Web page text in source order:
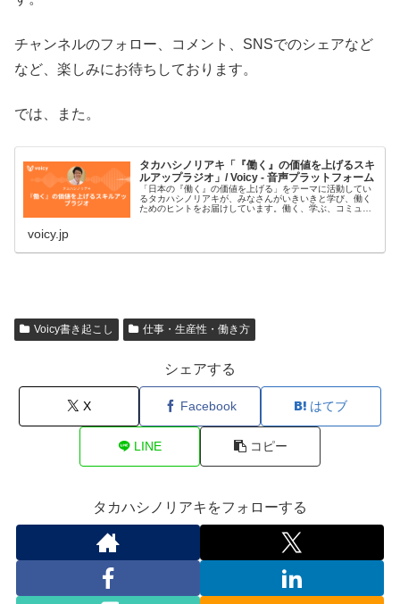
チャンネルのフォロー、コメント、SNSでのシェアなど
など、楽しみにお待ちしております。
では、また。
タカハシノリアキ「『働く』の価値を上げるスキ
ルアップラジオ」/ Voicy - 音声プラットフォーム
「日本の『働く』の価値を上げる」をテーマに活動してい
るタカハシノリアキが、みなさんがいきいきと学び、働く
ためのヒントをお届けしています。働く、学ぶ、コミュニ
voicy.jp
Voicy書き起こし 仕事・生産性・働き方
シェアする
X Facebook はてブ
LINE コピー
タカハシノリアキをフォローする